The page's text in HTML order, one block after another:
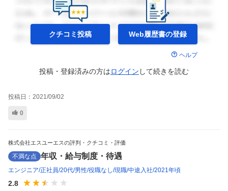
クチコミ投稿 Web履歴書の登録
ヘルプ
投稿・登録済みの方はログイン して続きを読む
投稿日： 2021/09/02
0
株式会社エスユーエスの評判・クチコミ・評価
不満な点 年収・給与制度・待遇
エンジニア 正社員 20代 男性 役職なし 現職 中途入社 2021年頃
2.8